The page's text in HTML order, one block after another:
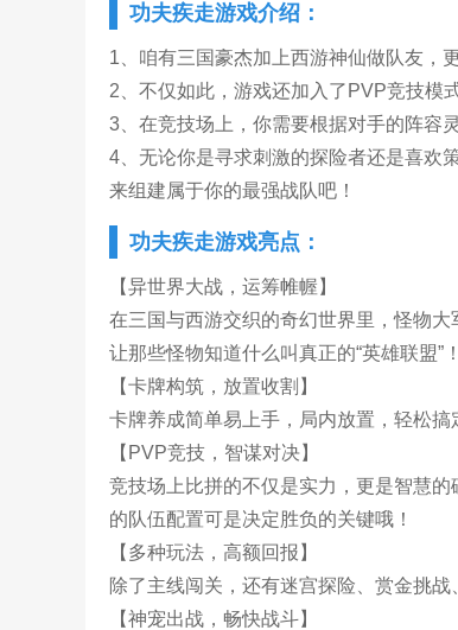
功夫疾走游戏介绍：
1、咱有三国豪杰加上西游神仙做队友，
2、不仅如此，游戏还加入了PVP竞技模
3、在竞技场上，你需要根据对手的阵容
4、无论你是寻求刺激的探险者还是喜欢
来组建属于你的最强战队吧！
功夫疾走游戏亮点：
【异世界大战，运筹帷幄】
在三国与西游交织的奇幻世界里，怪物
让那些怪物知道什么叫真正的“英雄联盟”！
【卡牌构筑，放置收割】
卡牌养成简单易上手，局内放置，轻松
【PVP竞技，智谋对决】
竞技场上比拼的不仅是实力，更是智慧
的队伍配置可是决定胜负的关键哦！
【多种玩法，高额回报】
除了主线闯关，还有迷宫探险、赏金挑
【神宠出战，畅快战斗】